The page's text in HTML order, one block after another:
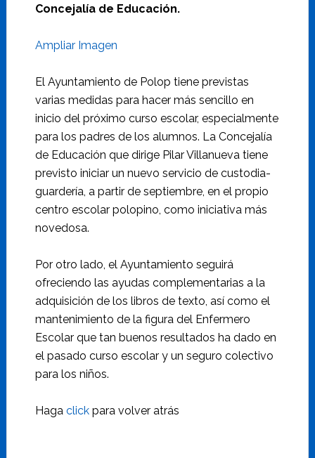
Concejalía de Educación.
Ampliar Imagen
El Ayuntamiento de Polop tiene previstas
varias medidas para hacer más sencillo en
inicio del próximo curso escolar, especialmente
para los padres de los alumnos. La Concejalía
de Educación que dirige Pilar Villanueva tiene
previsto iniciar un nuevo servicio de custodia-
guardería, a partir de septiembre, en el propio
centro escolar polopino, como iniciativa más
novedosa.
Por otro lado, el Ayuntamiento seguirá
ofreciendo las ayudas complementarias a la
adquisición de los libros de texto, así como el
mantenimiento de la figura del Enfermero
Escolar que tan buenos resultados ha dado en
el pasado curso escolar y un seguro colectivo
para los niños.
Haga clickpara volver atrás